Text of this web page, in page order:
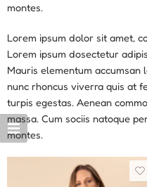
montes.
Lorem ipsum dolor sit amet,
Lorem ipsum dosectetur
Mauris elementum
nunc rhoncus viverra quis at
turpis egestas. Aenean
massa. Cum sociis natoque
montes.